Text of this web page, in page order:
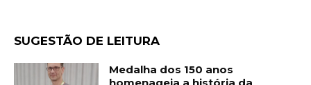
SUGESTÃO DE LEITURA
Medalha dos 150 anos